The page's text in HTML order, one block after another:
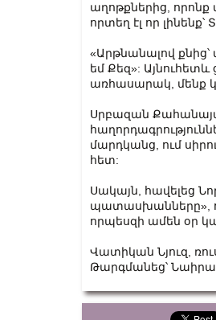
աղոթքներից, որոնք
որտեղ էլ որ
«Արթնանալով քնից՝
եմ Քեզ»: Այնուհետև
առհասարակ, մենք
Սրբազան
մարդկանց, ում
հետ:
Սակայն, հավելեց
պատասխանները»,
որպեսզի ամեն օր
Վատիկան Նյուզ,
Թարգմանեց՝